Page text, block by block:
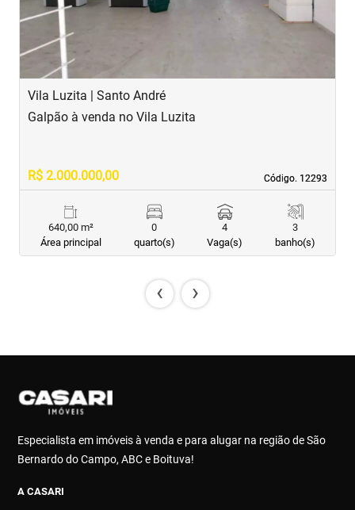
Vila Luzita | Santo André
Código. 12293
Código. 12293
Galpão à venda no Vila Luzita
R$ 2.000.000,00
640,00 m²
Área principal
0
quarto(s)
4
Vaga(s)
3
banho(s)
‹ ›
Especialista em imóveis à venda e para alugar na região de São
Bernardo do Campo, ABC e Boituva!
A CASARI